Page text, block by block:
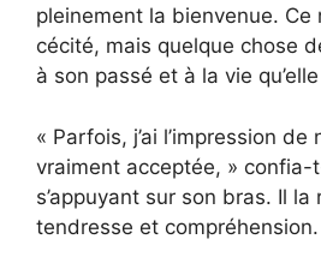
pleinement la bienvenue. Ce
cécité, mais quelque chose
à son passé et à la vie
« Parfois, j’ai l’impression de
vraiment acceptée, » confia-
s’appuyant sur son bras. Il la
tendresse et compréhension.